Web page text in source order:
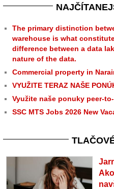
The primary distinction
warehouse is what
difference between a data
nature of the data.
Commercial property in
VYUŽITE TERAZ NAŠE
Využite naše ponuky peer-
SSC MTS Jobs 2026 New